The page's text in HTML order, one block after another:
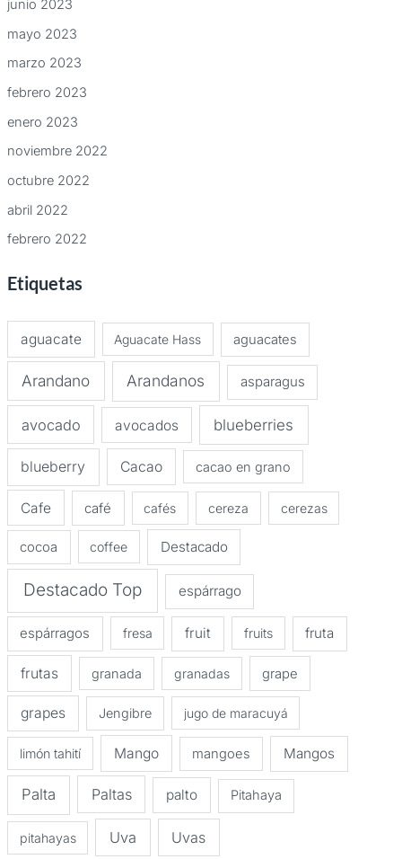
junio 2023
mayo 2023
marzo 2023
febrero 2023
enero 2023
noviembre 2022
octubre 2022
abril 2022
febrero 2022
Etiquetas
aguacate Aguacate Hass aguacates
Arandano Arandanos asparagus
avocado avocados blueberries
blueberry Cacao cacao en grano
Cafe café cafés cereza cerezas
cocoa coffee Destacado
Destacado Top espárrago
espárragos fresa fruit fruits fruta
frutas granada granadas grape
grapes Jengibre jugo de maracuyá
limón tahití Mango mangoes Mangos
Palta Paltas palto Pitahaya
pitahayas Uva Uvas